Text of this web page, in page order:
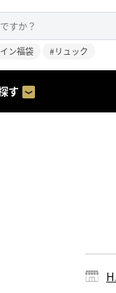
ン福袋 #リュック
す